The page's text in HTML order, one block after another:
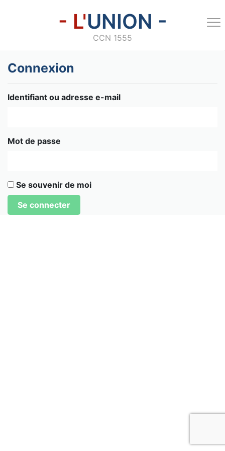
- L'UNION -
CCN 1555
Connexion
Identifiant ou adresse e-mail
Mot de passe
Se souvenir de moi